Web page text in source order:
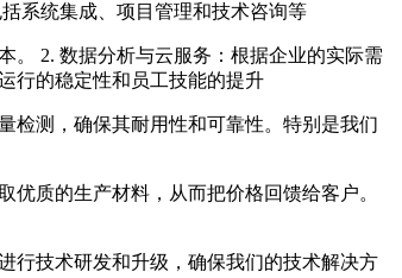
系统集成、项目管理和技术咨询等
。 2. 数据分析与云服务：根据企业的实际需
行的稳定性和员工技能的提升
检测，确保其耐用性和可靠性。特别是我们
质的生产材料，从而把价格回馈给客户。
行技术研发和升级，确保我们的技术解决方